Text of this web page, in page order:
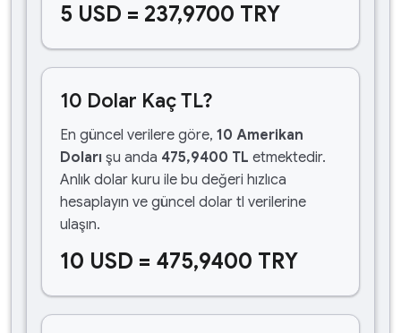
5 USD = 237,9700 TRY
10 Dolar Kaç TL?
En güncel verilere göre, 10 Amerikan
Doları şu anda 475,9400 TL etmektedir.
Anlık dolar kuru ile bu değeri hızlıca
hesaplayın ve güncel dolar tl verilerine
ulaşın.
10 USD = 475,9400 TRY